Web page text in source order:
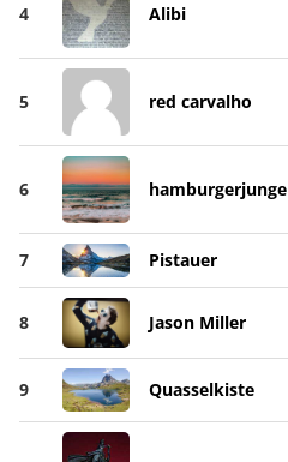
4 Alibi
5 red carvalho
6 hamburgerjunge
7 Pistauer
8 Jason Miller
9 Quasselkiste